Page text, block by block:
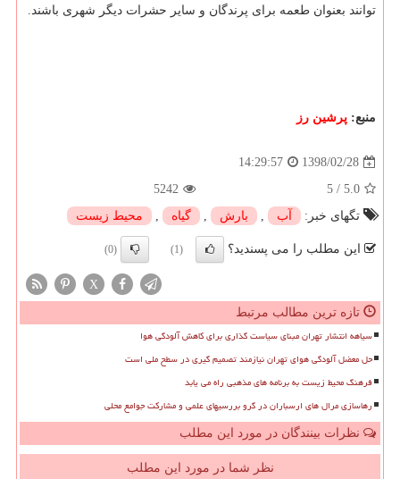
توانند بعنوان طعمه برای پرندگان و سایر حشرات دیگر شهری باشند.
منبع: پرشین رز
1398/02/28
14:29:57
5.0
/
5
5242
تگهای خبر:
آب , بارش , گیاه , محیط زیست
این مطلب را می پسندید؟ (1)
(0)
X
تازه ترین مطالب مرتبط
سیاهه انتشار تهران مبنای سیاست گذاری برای کاهش آلودگی هوا
حل معضل آلودگی هوای تهران نیازمند تصمیم گیری در سطح ملی است
فرهنگ محیط زیست به برنامه های مذهبی راه می یابد
رهاسازی مرال های ارسباران در گرو بررسیهای علمی و مشارکت جوامع محلی
نظرات بینندگان در مورد این مطلب
نظر شما در مورد این مطلب